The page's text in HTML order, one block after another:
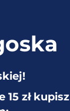
zł kupisz